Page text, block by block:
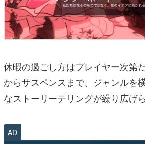
休暇の過ごし方はプレイヤー次第
からサスペンスまで、ジャンルを
なストーリーテリングが繰り広げ
AD